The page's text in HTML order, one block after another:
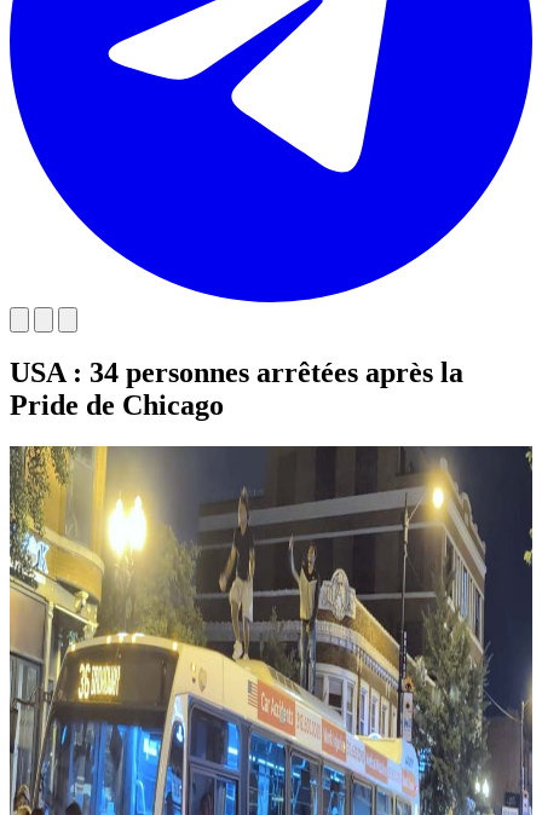
USA : 34 personnes arrêtées après la
Pride de Chicago